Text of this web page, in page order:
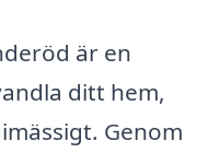
är en
ditt hem,
Genom